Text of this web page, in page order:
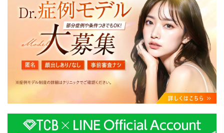
・患者様の閲覧履歴、端末等の情報
【利用目的】
TCBグループは取得情報を以下の目的で利用いたしま
す。
・クリニックの来院予約、医療サービスの提供、医療関
連商品の販売、アフターケア対応、これらに付随する諸
対応等のサービス提供のため
・医療サービスの提供に関する他の医療機関、検査機関
及び研究機関との連携のため
・サービス向上を目的とした医療サービス・販売する医
療関連商品に関する患者様へのアンケートの送受信及び